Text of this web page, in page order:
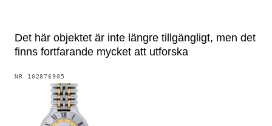
Det här objektet är inte längre tillgängligt, men det
finns fortfarande mycket att utforska
NR 102876905